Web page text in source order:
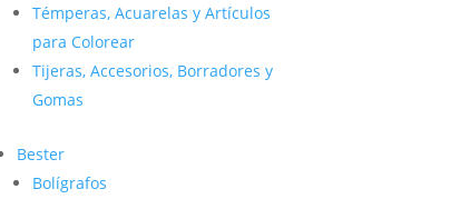
Témperas, Acuarelas y Artículos
para Colorear
Tijeras, Accesorios, Borradores y
Gomas
Bester
Bolígrafos